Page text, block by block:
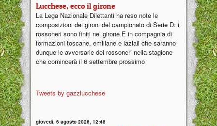
Lucchese, ecco il girone
La Lega Nazionale Dilettanti ha reso note le
composizioni dei gironi del campionato di Serie D: i
rossoneri sono finiti nel girone E in compagnia di
formazioni toscane, emiliane e laziali che saranno
dunque le avversarie dei rossoneri nella stagione
che comincerà il 6 settembre prossimo
Tweets by gazzlucchese
giovedì, 6 agosto 2026, 12:46